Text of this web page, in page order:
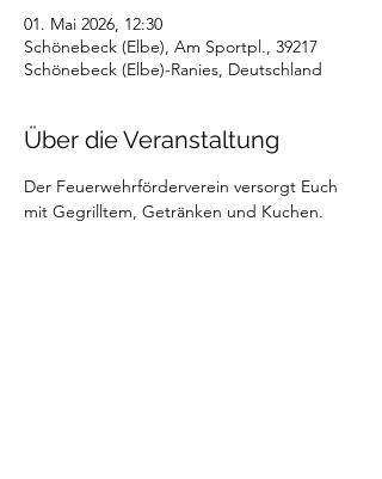
01. Mai 2026, 12:30
Schönebeck (Elbe), Am Sportpl., 39217
Schönebeck (Elbe)-Ranies, Deutschland
Über die Veranstaltung
Der Feuerwehrförderverein versorgt Euch
mit Gegrilltem, Getränken und Kuchen.